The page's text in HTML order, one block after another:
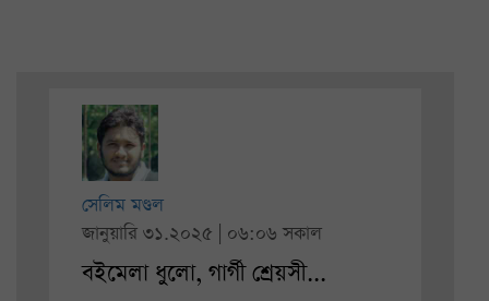
সেলিম মণ্ডল
জানুয়ারি ৩১.২০২৫ | ০৬:০৬ সকাল
বইমেলা ধুলো, গার্গী শ্রেয়সী...